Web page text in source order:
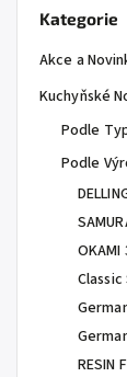
Kategorie
Akce a
Kuchyňské
Podle
Podle
OKAMI
RESIN